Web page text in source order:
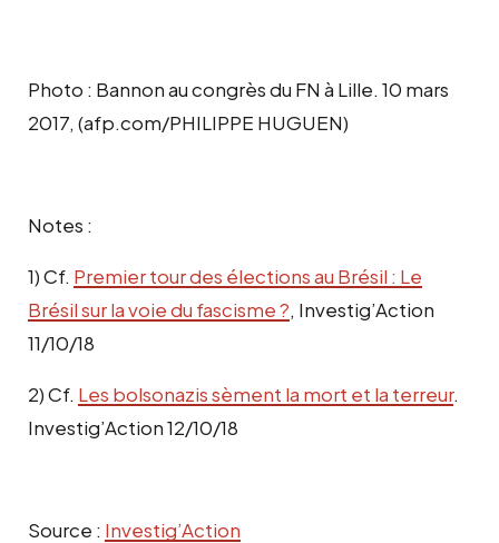
Photo : Bannon au congrès du FN à Lille. 10 mars
2017, (afp.com/PHILIPPE HUGUEN)
Notes :
1) Cf. Premier tour des élections au Brésil : Le
Brésil sur la voie du fascisme ?, Investig’Action
11/10/18
2) Cf. Les bolsonazis sèment la mort et la terreur.
Investig’Action 12/10/18
Source : Investig’Action